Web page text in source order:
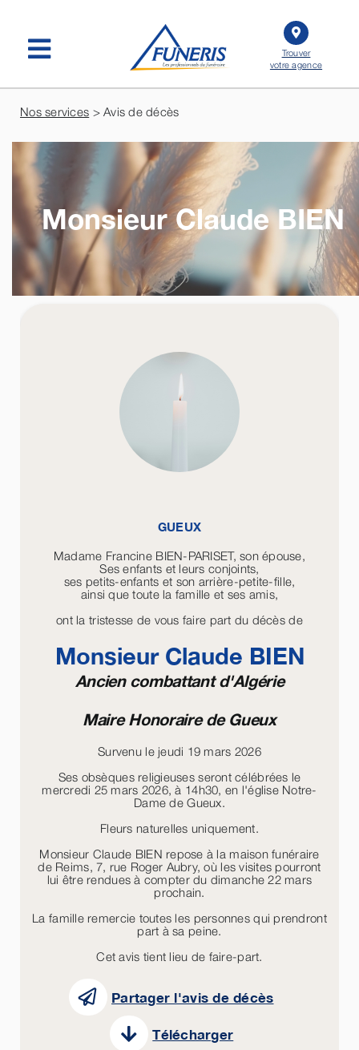
contenu
Trouver
votre agence
Nos services > Avis de décès
Monsieur ClaudeBIEN
GUEUX
Madame Francine BIEN-PARISET, son épouse,
Ses enfants et leurs conjoints,
ses petits-enfants et son arrière-petite-fille,
ainsi que toute la famille et ses amis,
ont la tristesse de vous faire part du décès de
Monsieur Claude BIEN
Ancien combattant d'Algérie
Maire Honoraire de Gueux
Survenu le jeudi 19 mars 2026
Ses obsèques religieuses seront célébrées le
mercredi 25 mars 2026, à 14h30, en l'église Notre-
Dame de Gueux.
Fleurs naturelles uniquement.
Monsieur Claude BIEN repose à la maison funéraire
de Reims, 7, rue Roger Aubry, où les visites pourront
lui être rendues à compter du dimanche 22 mars
prochain.
La famille remercie toutes les personnes qui prendront
part à sa peine.
Cet avis tient lieu de faire-part.
Partager l'avis de décès
Télécharger